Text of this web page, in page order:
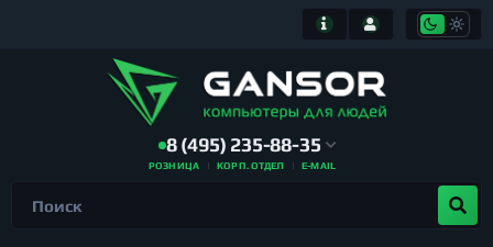
8 (495) 235-88-35
РОЗНИЦА КОРП. ОТДЕЛ E-MAIL